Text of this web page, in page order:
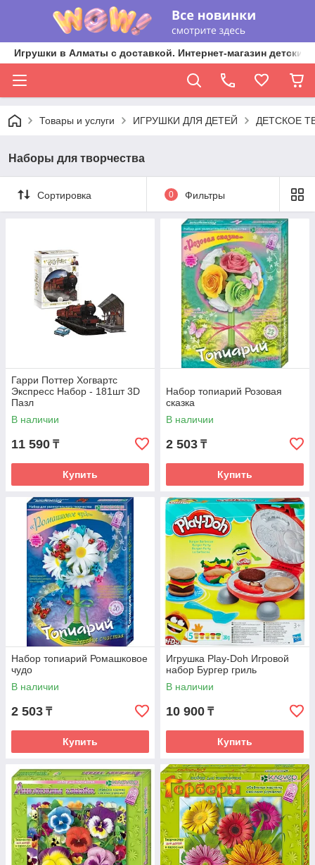
Игрушки в Алматы с доставкой. Интернет-магазин
Товары и услуги ИГРУШКИ ДЛЯ ДЕТЕЙ ДЕТСКОЕ
Наборы для творчества
Сортировка 0 Фильтры
Гарри Поттер Хогвартс
Экспресс Набор - 181шт 3D
Пазл
В наличии
11 590 ₸
Купить
Набор топиарий Розовая
сказка
В наличии
2 503 ₸
Купить
Набор топиарий Ромашковое
чудо
В наличии
2 503 ₸
Купить
Игрушка Play-Doh Игровой
набор Бургер гриль
В наличии
10 900 ₸
Купить